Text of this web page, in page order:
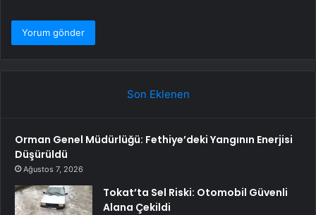
Son Eklenen
Orman Genel Müdürlüğü: Fethiye’deki Yangının Enerjisi
Düşürüldü
Ağustos 7, 2026
Tokat’ta Sel Riski: Otomobil Güvenli
Alana Çekildi